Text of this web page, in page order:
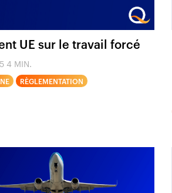
UE sur le travail forcé
4 MIN.
RÈGLEMENTATION